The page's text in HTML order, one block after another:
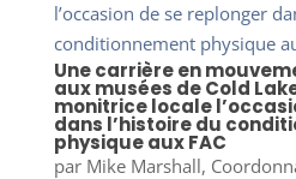
Une carrière en
aux musées de Cold
monitrice locale
dans l’histoire du
physique aux FAC
par Mike Marshall,